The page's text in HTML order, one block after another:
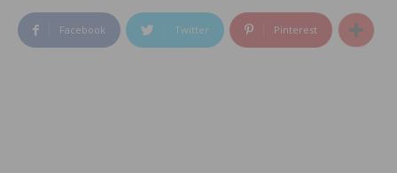
Facebook Twitter Pinterest